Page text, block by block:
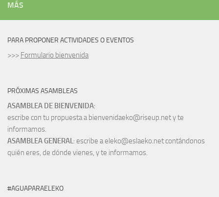
MÁS
PARA PROPONER ACTIVIDADES O EVENTOS
>>> Formulario bienvenida
PRÓXIMAS ASAMBLEAS
ASAMBLEA DE BIENVENIDA:
escribe con tu propuesta a bienvenidaeko@riseup.net y te
informamos.
ASAMBLEA GENERAL: escribe a eleko@eslaeko.net contándonos
quién eres, de dónde vienes, y te informamos.
#AGUAPARAELEKO